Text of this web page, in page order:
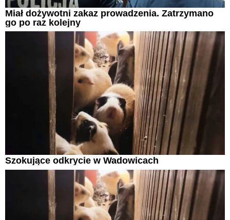
Miał dożywotni zakaz prowadzenia. Zatrzymano
go po raz kolejny
Szokujące odkrycie w Wadowicach